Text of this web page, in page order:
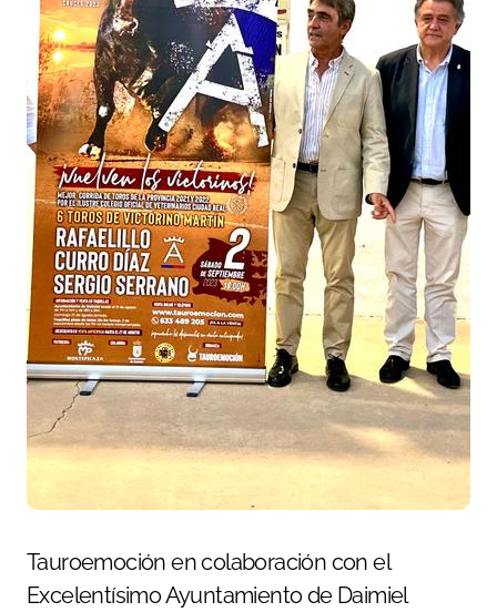
Tauroemoción en colaboración con el
Excelentísimo Ayuntamiento de Daimiel